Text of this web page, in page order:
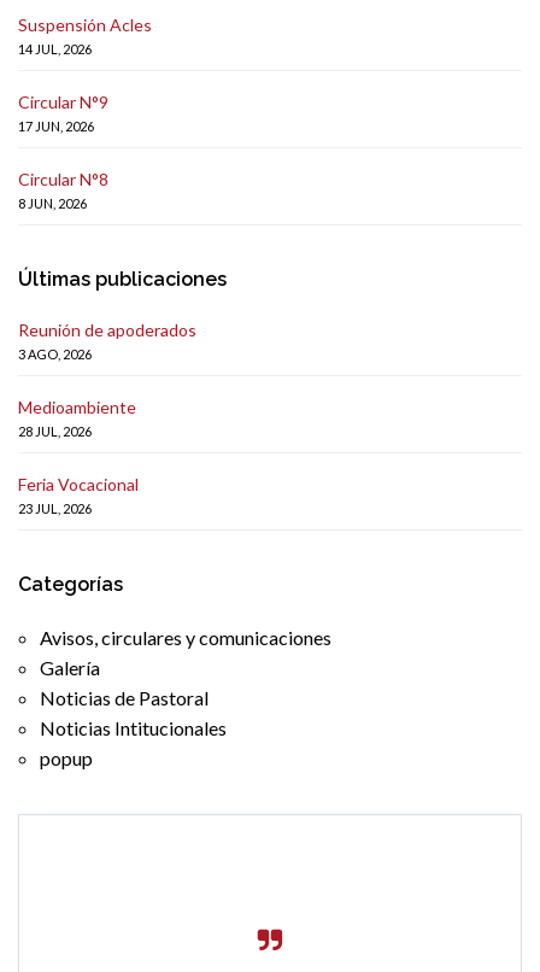
Suspensión Acles
14 JUL, 2026
Circular N°9
17 JUN, 2026
Circular N°8
8 JUN, 2026
Últimas publicaciones
Reunión de apoderados
3 AGO, 2026
Medioambiente
28 JUL, 2026
Feria Vocacional
23 JUL, 2026
Categorías
Avisos, circulares y comunicaciones
Galería
Noticias de Pastoral
Noticias Intitucionales
popup